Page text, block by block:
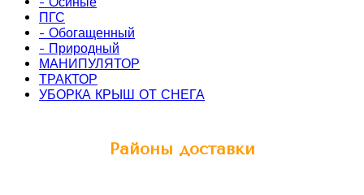
ПГС
- Обогащенный
- Природный
МАНИПУЛЯТОР
ТРАКТОР
УБОРКА КРЫШ ОТ СНЕГА
Районы доставки